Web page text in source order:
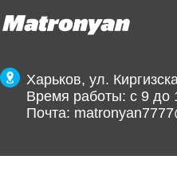
Харьков, ул.
Время работы: с 9 до
Почта: